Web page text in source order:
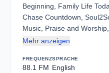
Beginning, Family Life
Chase Countdown,
Music, Praise and
Mehr anzeigen
FREQUENZ
88.1 FM
SPRACHE
English